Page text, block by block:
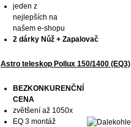
jeden z
nejlepších na
našem e-shopu
2 dárky Nůž + Zapalovač
Astro teleskop Pollux 150/1400 (EQ3)
BEZKONKURENČNÍ
CENA
zvětšení až 1050x
EQ 3 montáž